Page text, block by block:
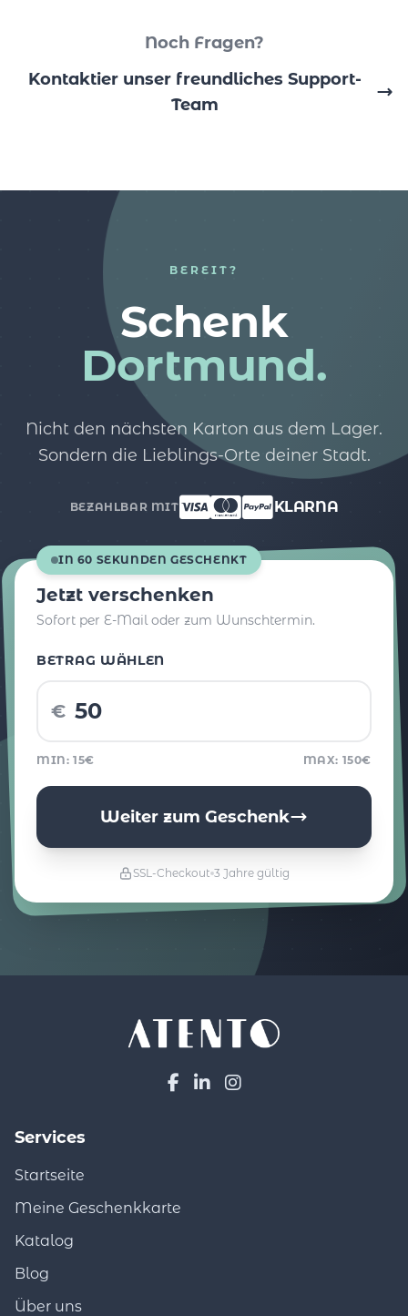
Noch Fragen?
Kontaktier unser freundliches Support-
Team
BEREIT?
Schenk
Dortmund.
Nicht den nächsten Karton aus dem Lager.
Sondern die Lieblings-Orte deiner Stadt.
BEZAHLBAR MIT KLARNA
IN 60 SEKUNDEN GESCHENKT
Jetzt verschenken
Sofort per E-Mail oder zum Wunschtermin.
BETRAG WÄHLEN
€
MIN: 15€ MAX: 150€
Weiter zum Geschenk
SSL-Checkout 3 Jahre gültig
Services
Startseite
Meine Geschenkkarte
Katalog
Blog
Über uns